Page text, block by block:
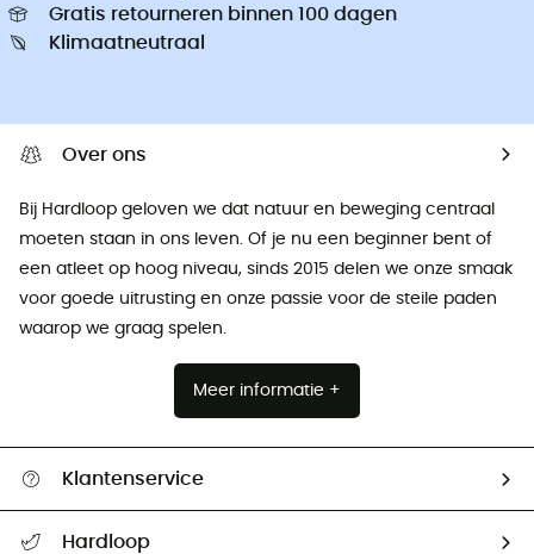
Gratis retourneren binnen 100 dagen
Klimaatneutraal
Over ons
Bij Hardloop geloven we dat natuur en beweging centraal
moeten staan ​​in ons leven. Of je nu een beginner bent of
een atleet op hoog niveau, sinds 2015 delen we onze smaak
voor goede uitrusting en onze passie voor de steile paden
waarop we graag spelen.
Meer informatie +
Klantenservice
Hardloop